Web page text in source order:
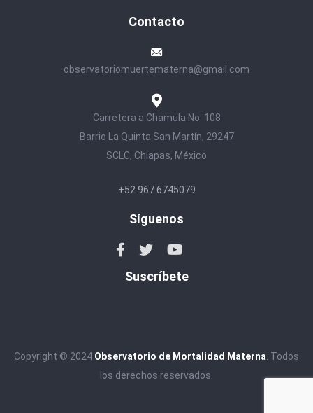
Contacto
observatoriomuertematerna@gmail.com
Carretera a Chamula No. 108
Barrio La Quinta San Martín, 29247
SCLC, Chiapas, México
+52 967 6745079
Síguenos
Suscríbete
Copyright © 2024 Observatorio de Mortalidad Materna . Todos
los derechos reservados.